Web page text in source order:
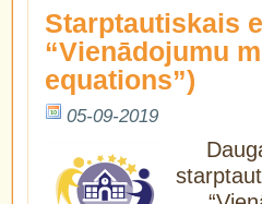
Starptautiskais
“Vienādojumu
equations”)
05-09-2019